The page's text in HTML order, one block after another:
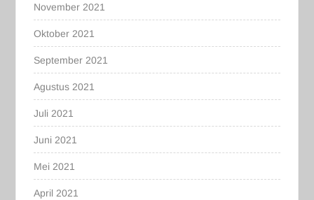
November 2021
Oktober 2021
September 2021
Agustus 2021
Juli 2021
Juni 2021
Mei 2021
April 2021